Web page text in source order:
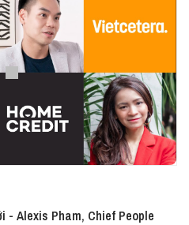
- Alexis Pham, Chief People